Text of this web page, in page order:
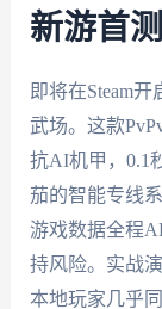
新游首
即将在Steam
武场。这款
抗AI机甲，0.1
茄的智能专线
游戏数据全程
持风险。实战
本地玩家几乎